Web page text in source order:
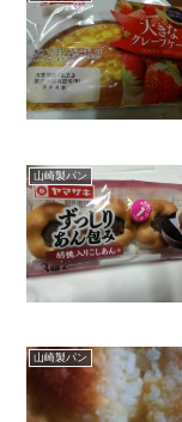
山崎製パン
山崎製パン